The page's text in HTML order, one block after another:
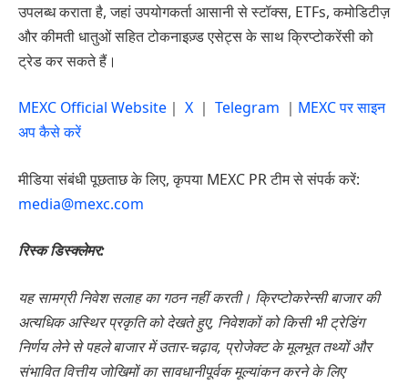
उपलब्ध कराता है, जहां उपयोगकर्ता आसानी से स्टॉक्स, ETFs, कमोडिटीज़
और कीमती धातुओं सहित टोकनाइज़्ड एसेट्स के साथ क्रिप्टोकरेंसी को
ट्रेड कर सकते हैं।
MEXC Official Website ｜ X ｜ Telegram ｜ MEXC पर साइन
अप कैसे करें
मीडिया संबंधी पूछताछ के लिए, कृपया MEXC PR टीम से संपर्क करें:
media@mexc.com
रिस्क डिस्क्लेमर:
यह सामग्री निवेश सलाह का गठन नहीं करती। क्रिप्टोकरेन्सी बाजार की
अत्यधिक अस्थिर प्रकृति को देखते हुए, निवेशकों को किसी भी ट्रेडिंग
निर्णय लेने से पहले बाजार में उतार-चढ़ाव, प्रोजेक्ट के मूलभूत तथ्यों और
संभावित वित्तीय जोखिमों का सावधानीपूर्वक मूल्यांकन करने के लिए